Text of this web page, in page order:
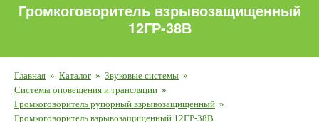
Громкоговоритель взрывозащищенный
12ГР-38В
Главная » Каталог » Звуковые системы »
Системы оповещения и трансляции »
Громкоговоритель рупорный взрывозащищенный »
Громкоговоритель взрывозащищенный 12ГР-38В